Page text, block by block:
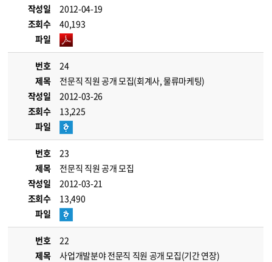
작성일
2012-04-19
조회수
40,193
파일
번호
24
제목
전문직 직원 공개 모집(회계사, 물류마케팅)
작성일
2012-03-26
조회수
13,225
파일
번호
23
제목
전문직 직원 공개 모집
작성일
2012-03-21
조회수
13,490
파일
번호
22
제목
사업개발분야 전문직 직원 공개 모집(기간 연장)